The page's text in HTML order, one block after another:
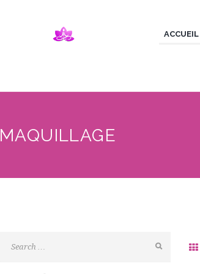
ACCUEIL
MAQUILLAGE